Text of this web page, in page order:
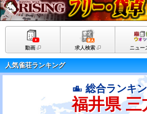
動画 求人検索 ニュー
人気雀荘ランキング
総合ランキ
福井県 三